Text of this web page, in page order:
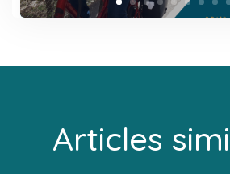
Articles